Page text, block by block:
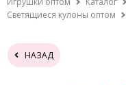
Светящиеся кулоны оптом
НАЗАД